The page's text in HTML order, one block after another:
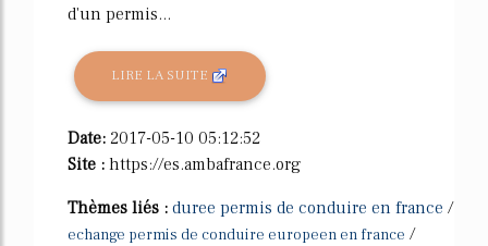
d'un permis...
LIRE LA SUITE
Date: 2017-05-10 05:12:52
Site : https://es.ambafrance.org
Thèmes liés : duree permis de conduire en france /
echange permis de conduire europeen en france /